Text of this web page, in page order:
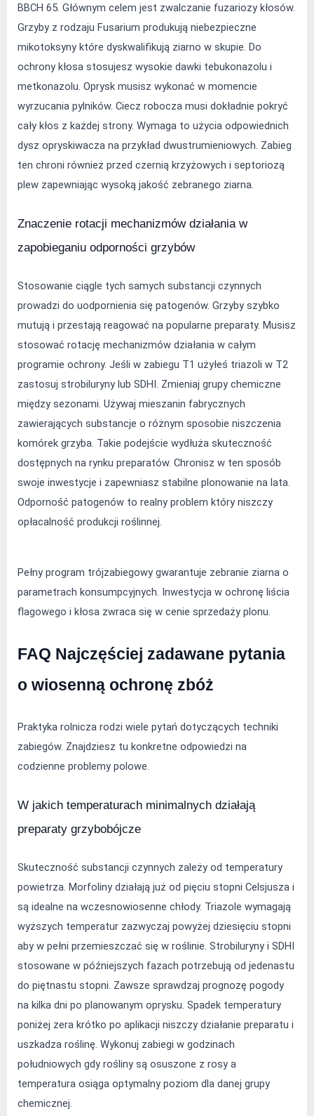
BBCH 65. Głównym celem jest zwalczanie fuzariozy kłosów.
Grzyby z rodzaju Fusarium produkują niebezpieczne
mikotoksyny które dyskwalifikują ziarno w skupie. Do
ochrony kłosa stosujesz wysokie dawki tebukonazolu i
metkonazolu. Oprysk musisz wykonać w momencie
wyrzucania pylników. Ciecz robocza musi dokładnie pokryć
cały kłos z każdej strony. Wymaga to użycia odpowiednich
dysz opryskiwacza na przykład dwustrumieniowych. Zabieg
ten chroni również przed czernią krzyżowych i septoriozą
plew zapewniając wysoką jakość zebranego ziarna.
Znaczenie rotacji mechanizmów działania w
zapobieganiu odporności grzybów
Stosowanie ciągle tych samych substancji czynnych
prowadzi do uodpornienia się patogenów. Grzyby szybko
mutują i przestają reagować na popularne preparaty. Musisz
stosować rotację mechanizmów działania w całym
programie ochrony. Jeśli w zabiegu T1 użyłeś triazoli w T2
zastosuj strobiluryny lub SDHI. Zmieniaj grupy chemiczne
między sezonami. Używaj mieszanin fabrycznych
zawierających substancje o różnym sposobie niszczenia
komórek grzyba. Takie podejście wydłuża skuteczność
dostępnych na rynku preparatów. Chronisz w ten sposób
swoje inwestycje i zapewniasz stabilne plonowanie na lata.
Odporność patogenów to realny problem który niszczy
opłacalność produkcji roślinnej.
Pełny program trójzabiegowy gwarantuje zebranie ziarna o
parametrach konsumpcyjnych. Inwestycja w ochronę liścia
flagowego i kłosa zwraca się w cenie sprzedaży plonu.
FAQ Najczęściej zadawane pytania
o wiosenną ochronę zbóż
Praktyka rolnicza rodzi wiele pytań dotyczących techniki
zabiegów. Znajdziesz tu konkretne odpowiedzi na
codzienne problemy polowe.
W jakich temperaturach minimalnych działają
preparaty grzybobójcze
Skuteczność substancji czynnych zależy od temperatury
powietrza. Morfoliny działają już od pięciu stopni Celsjusza i
są idealne na wczesnowiosenne chłody. Triazole wymagają
wyższych temperatur zazwyczaj powyżej dziesięciu stopni
aby w pełni przemieszczać się w roślinie. Strobiluryny i SDHI
stosowane w późniejszych fazach potrzebują od jedenastu
do piętnastu stopni. Zawsze sprawdzaj prognozę pogody
na kilka dni po planowanym oprysku. Spadek temperatury
poniżej zera krótko po aplikacji niszczy działanie preparatu i
uszkadza roślinę. Wykonuj zabiegi w godzinach
południowych gdy rośliny są osuszone z rosy a
temperatura osiąga optymalny poziom dla danej grupy
chemicznej.